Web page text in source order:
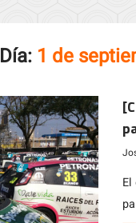
Día: 1 de